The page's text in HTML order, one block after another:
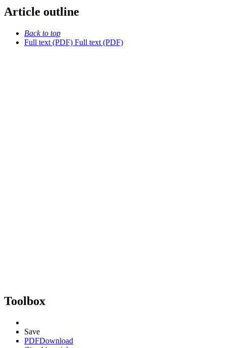
Article outline
Back to top
Full text (PDF) Full text (PDF)
Toolbox
Save
PDFDownload